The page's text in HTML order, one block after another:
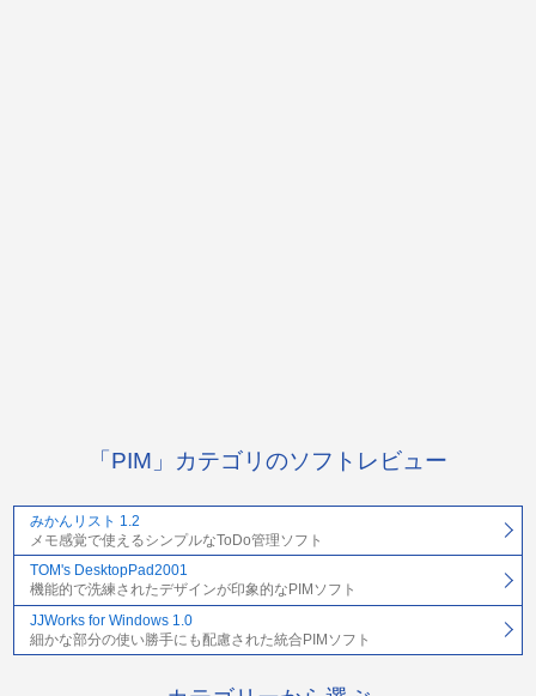
「PIM」カテゴリのソフトレビュー
みかんリスト 1.2
メモ感覚で使えるシンプルなToDo管理ソフト
TOM's DesktopPad2001
機能的で洗練されたデザインが印象的なPIMソフト
JJWorks for Windows 1.0
細かな部分の使い勝手にも配慮された統合PIMソフト